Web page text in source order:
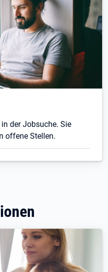
der Jobsuche. Sie
offene Stellen.